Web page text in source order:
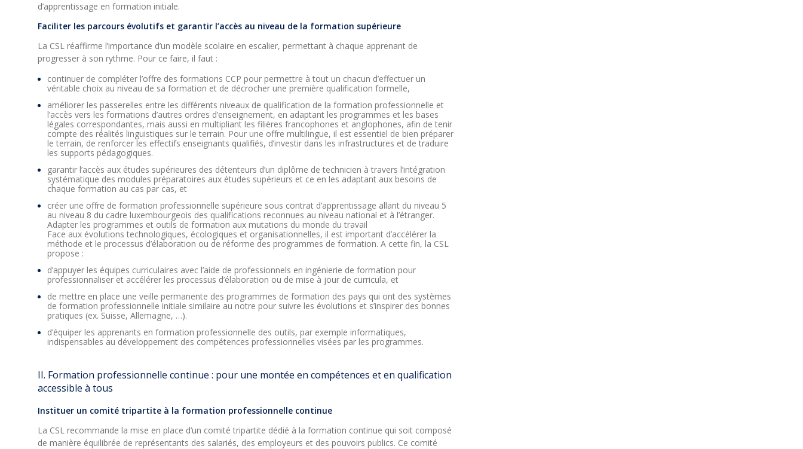
d’apprentissage en formation initiale.
Faciliter les parcours évolutifs et garantir l’accès au niveau de la formation supérieure
La CSL réaffirme l’importance d’un modèle scolaire en escalier, permettant à chaque apprenant de
progresser à son rythme. Pour ce faire, il faut :
continuer de compléter l’offre des formations CCP pour permettre à tout un chacun d’effectuer un
véritable choix au niveau de sa formation et de décrocher une première qualification formelle,
améliorer les passerelles entre les différents niveaux de qualification de la formation professionnelle et
l’accès vers les formations d’autres ordres d’enseignement, en adaptant les programmes et les bases
légales correspondantes, mais aussi en multipliant les filières francophones et anglophones, afin de tenir
compte des réalités linguistiques sur le terrain. Pour une offre multilingue, il est essentiel de bien préparer
le terrain, de renforcer les effectifs enseignants qualifiés, d’investir dans les infrastructures et de traduire
les supports pédagogiques.
garantir l’accès aux études supérieures des détenteurs d’un diplôme de technicien à travers l’intégration
systématique des modules préparatoires aux études supérieurs et ce en les adaptant aux besoins de
chaque formation au cas par cas, et
créer une offre de formation professionnelle supérieure sous contrat d’apprentissage allant du niveau 5
au niveau 8 du cadre luxembourgeois des qualifications reconnues au niveau national et à l’étranger.
Adapter les programmes et outils de formation aux mutations du monde du travail
Face aux évolutions technologiques, écologiques et organisationnelles, il est important d’accélérer la
méthode et le processus d’élaboration ou de réforme des programmes de formation. A cette fin, la CSL
propose :
d’appuyer les équipes curriculaires avec l’aide de professionnels en ingénierie de formation pour
professionnaliser et accélérer les processus d’élaboration ou de mise à jour de curricula, et
de mettre en place une veille permanente des programmes de formation des pays qui ont des systèmes
de formation professionnelle initiale similaire au notre pour suivre les évolutions et s’inspirer des bonnes
pratiques (ex. Suisse, Allemagne, …).
d’équiper les apprenants en formation professionnelle des outils, par exemple informatiques,
indispensables au développement des compétences professionnelles visées par les programmes.
II. Formation professionnelle continue : pour une montée en compétences et en qualification
accessible à tous
Instituer un comité tripartite à la formation professionnelle continue
La CSL recommande la mise en place d’un comité tripartite dédié à la formation continue qui soit composé
de manière équilibrée de représentants des salariés, des employeurs et des pouvoirs publics. Ce comité